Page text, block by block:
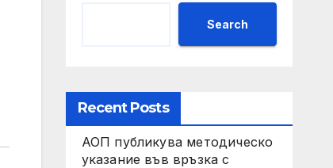
Search
Recent Posts
АОП публикува методическо
указание във връзка с